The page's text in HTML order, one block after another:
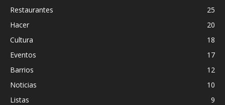
Restaurantes
25
Hacer
20
Cultura
18
Eventos
17
Barrios
12
Noticias
10
Listas
9